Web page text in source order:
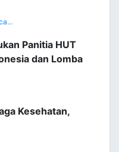
Panitia HUT
dan Lomba
Kesehatan,